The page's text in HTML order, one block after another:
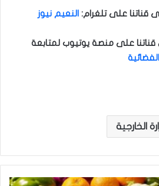
قناتنا على تلغرام: النعيم نيوز
على منصة يوتيوب لمتابعة
الخارجية